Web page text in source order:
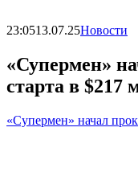
23:0513.07.25Новости
«Супермен»
старта в $217
«Супермен» начал